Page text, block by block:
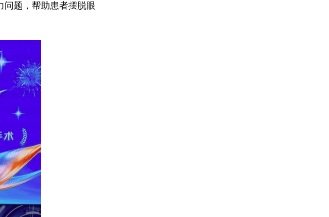
问题，帮助患者摆脱眼